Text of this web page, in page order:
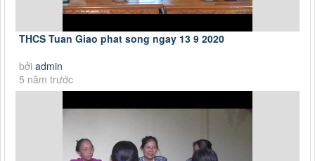
THCS Tuan Giao phat song ngay 13 9 2020
bởi admin
5 năm trước